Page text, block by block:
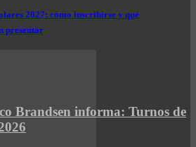
2027: cómo inscribirse y qué
presentar
Brandsen informa: Turnos de